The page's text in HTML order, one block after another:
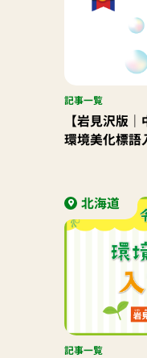
記事一覧
【岩見沢版
環境美化標語
北海道
記事一覧